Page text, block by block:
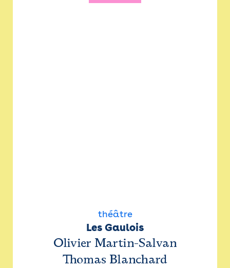
théâtre
Les Gaulois
Olivier Martin-Salvan
Thomas Blanchard